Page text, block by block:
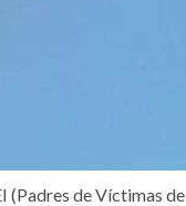
(Padres de Víctimas de